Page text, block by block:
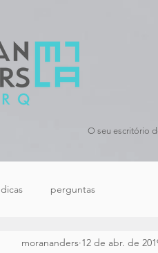
O seu escritório
dicas perguntas
morananders 12 de abr. de